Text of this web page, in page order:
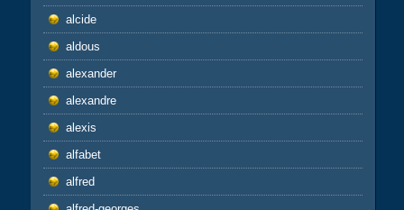
alcide
aldous
alexander
alexandre
alexis
alfabet
alfred